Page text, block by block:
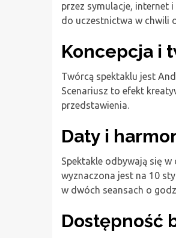
przez symulacje, internet
do uczestnictwa w chwili
Koncepcja i
Twórcą spektaklu jest
Scenariusz to efekt
przedstawienia.
Daty i
Spektakle odbywają się
wyznaczona jest na 10
w dwóch seansach o
Dostępność